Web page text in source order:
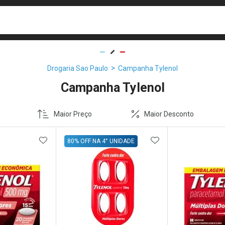
Drogaria Sao Paulo Campanha Tylenol
Campanha Tylenol
Maior Preço Maior Desconto
ADICIONAR AOS FAVORITOS
80% OFF NA 4° UNIDADE ADICIONAR AOS